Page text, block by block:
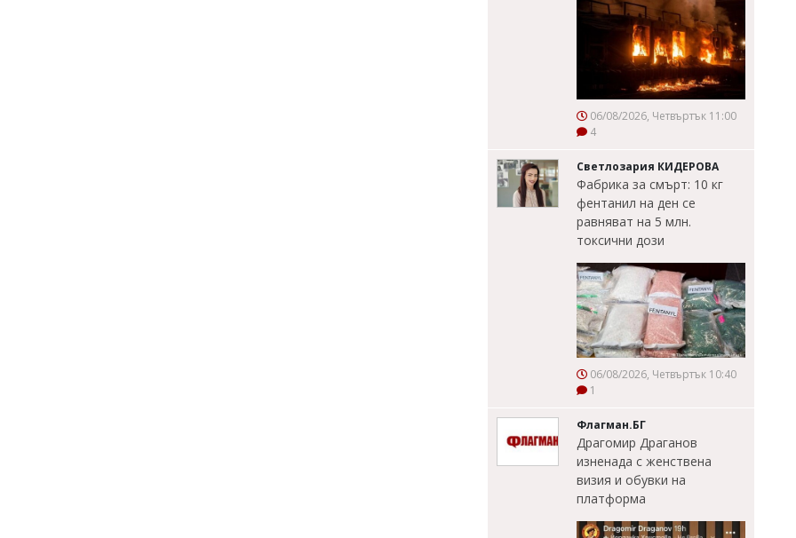
06/08/2026, Четвъртък 11:00
4
Светлозария КИДЕРОВА
Фабрика за смърт: 10 кг
фентанил на ден се
равняват на 5 млн.
токсични дози
06/08/2026, Четвъртък 10:40
1
Флагман.БГ
Драгомир Драганов
изненада с женствена
визия и обувки на
платформа